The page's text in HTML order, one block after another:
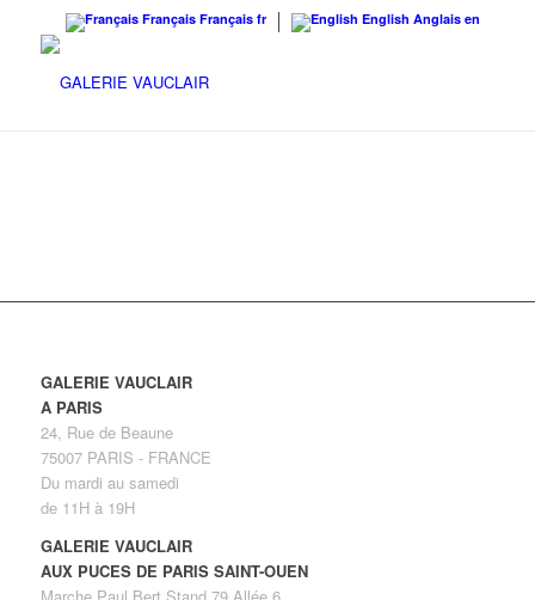
Français Français fr English Anglais en
GALERIE VAUCLAIR
A PARIS
24, Rue de Beaune
75007 PARIS - FRANCE
Du mardi au samedi
de 11H à 19H
GALERIE VAUCLAIR
AUX PUCES DE PARIS SAINT-OUEN